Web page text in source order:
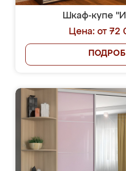
Шкаф-купе
Цена: от 72